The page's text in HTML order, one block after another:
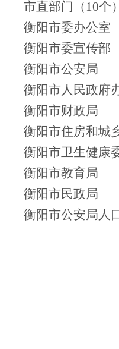
市直部门（10个）
衡阳市委办公室
衡阳市委宣传部
衡阳市公安局
衡阳市人民政府
衡阳市财政局
衡阳市住房和城
衡阳市卫生健康
衡阳市教育局
衡阳市民政局
衡阳市公安局人